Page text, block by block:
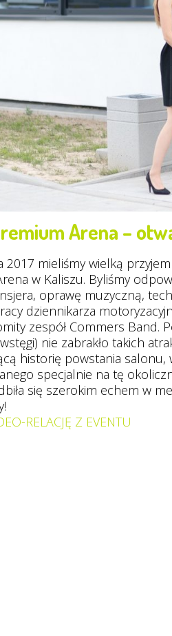
Arena –
2017 mieliśmy wielką
w Kaliszu. Byliśmy
oprawę muzyczną,
dziennikarza
zespół Commers Band.
nie zabrakło takich
historię powstania
specjalnie na tę
się szerokim echem w
RELACJĘ Z EVENTU